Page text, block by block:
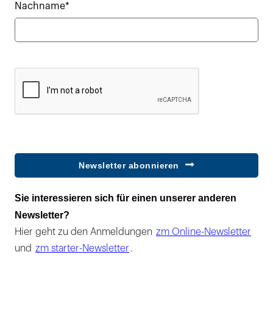
Nachname*
Newsletter abonnieren
Sie interessieren sich für einen unserer anderen
Newsletter?
Hier geht zu den Anmeldungen zm Online-Newsletter
und zm starter-Newsletter .